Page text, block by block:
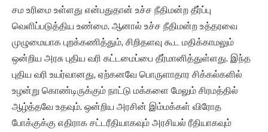
சம உரிமை உள்ளது என்பதுதான் உச்ச நீதிமன்ற தீர்ப்பு
வெளிப்படுத்திய உண்மை. ஆனால் உச்ச நீதிமன்ற உத்தரவை
முழுமையாக புறக்கணித்தும், சிறிதளவு கூட மதிக்காமலும்
ஒன்றிய அரசு புதிய வரி கட்டமைப்பை தீர்மானித்துள்ளது. இந்த
புதிய வரி உயர்வானது, ஏற்கனவே பொருளாதார சிக்கல்களில்
உழன்று கொண்டிருக்கும் நாட்டு மக்களை மேலும் சிரமத்தில்
ஆழ்த்தவே உதவும். ஒன்றிய அரசின் இம்மக்கள் விரோத
போக்குக்கு எதிராக சட்டரீதியாகவும் அரசியல் ரீதியாகவும்